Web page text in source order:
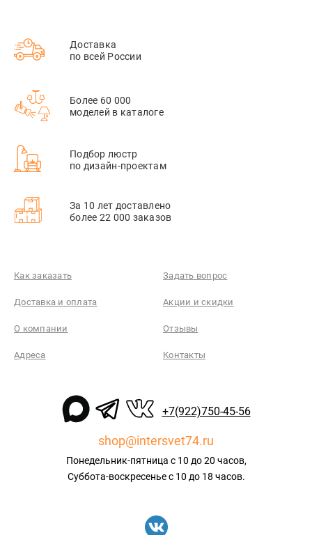
Доставка
по всей России
Более 60 000
моделей в каталоге
Подбор люстр
по дизайн-проектам
За 10 лет доставлено
более 22 000 заказов
Как заказать Задать вопрос
Доставка и оплата Акции и скидки
О компании Отзывы
Адреса Контакты
+7(922)750-45-56
shop@intersvet74.ru
Понедельник-пятница с 10 до 20 часов,
Суббота-воскресенье с 10 до 18 часов.